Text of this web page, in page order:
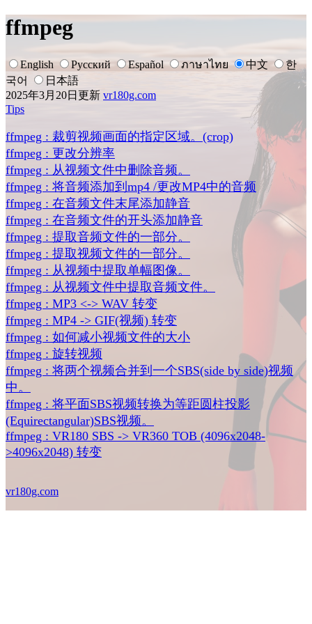
ffmpeg
English Русский Español ภาษาไทย 中文
한
국어
日本語
2025年3月20日更新 vr180g.com
Tips
ffmpeg : 裁剪视频画面的指定区域。(crop)
ffmpeg : 更改分辨率
ffmpeg : 从视频文件中删除音频。
ffmpeg : 将音频添加到mp4 /更改MP4中的音频
ffmpeg : 在音频文件末尾添加静音
ffmpeg : 在音频文件的开头添加静音
ffmpeg : 提取音频文件的一部分。
ffmpeg : 提取视频文件的一部分。
ffmpeg : 从视频中提取单幅图像。
ffmpeg : 从视频文件中提取音频文件。
ffmpeg : MP3 <-> WAV 转变
ffmpeg : MP4 -> GIF(视频) 转变
ffmpeg : 如何减小视频文件的大小
ffmpeg : 旋转视频
ffmpeg : 将两个视频合并到一个SBS(side by side)视频
中。
ffmpeg : 将平面SBS视频转换为等距圆柱投影
(Equirectangular)SBS视频。
ffmpeg : VR180 SBS -> VR360 TOB (4096x2048-
>4096x2048) 转变
vr180g.com